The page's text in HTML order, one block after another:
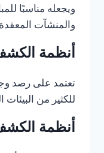
ويجعله مناسبًا
والمنشآت
أنظمة
تعتمد على رصد
للكثير من البيئات
أنظمة